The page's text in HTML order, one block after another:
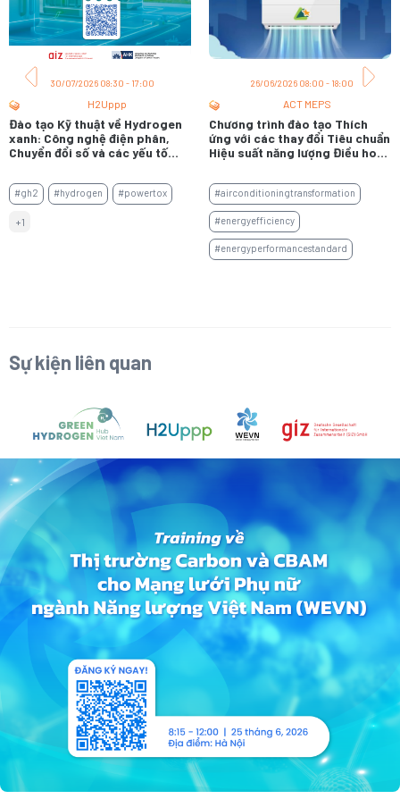
30/07/2026 08:30 - 17:00
H2Uppp
Đào tạo Kỹ thuật về Hydrogen
xanh: Công nghệ điện phân,
Chuyển đổi số và các yếu tố
#gh2 #hydrogen #powertox
+1
26/06/2026 08:00 - 18:00
ACT MEPS
Chương trình đào tạo Thích
ứng với các thay đổi Tiêu chuẩn
Hiệu suất năng lượng Điều hoà
#airconditioningtransformation
#energyefficiency
#energyperformancestandard
Sự kiện liên quan